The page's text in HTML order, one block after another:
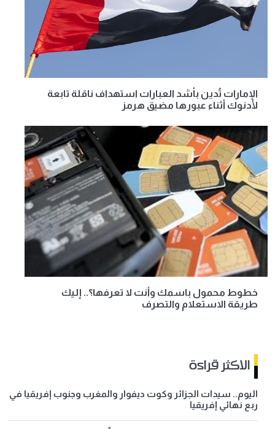
الإمارات تُدين بأشد العبارات استهداف ناقلة تابعة
لأدنوك أثناء عبورها مضيق هرمز
خطوط محمول باسمك وأنت لا تعرفها؟.. إليك
طريقة الاستعلام والتصرف
الاكثر قراءة
اليوم.. سيدات الجزائر وكوت ديفوار والمغرب وجنوب إفريقيا في
ربع نهائي إفريقيا